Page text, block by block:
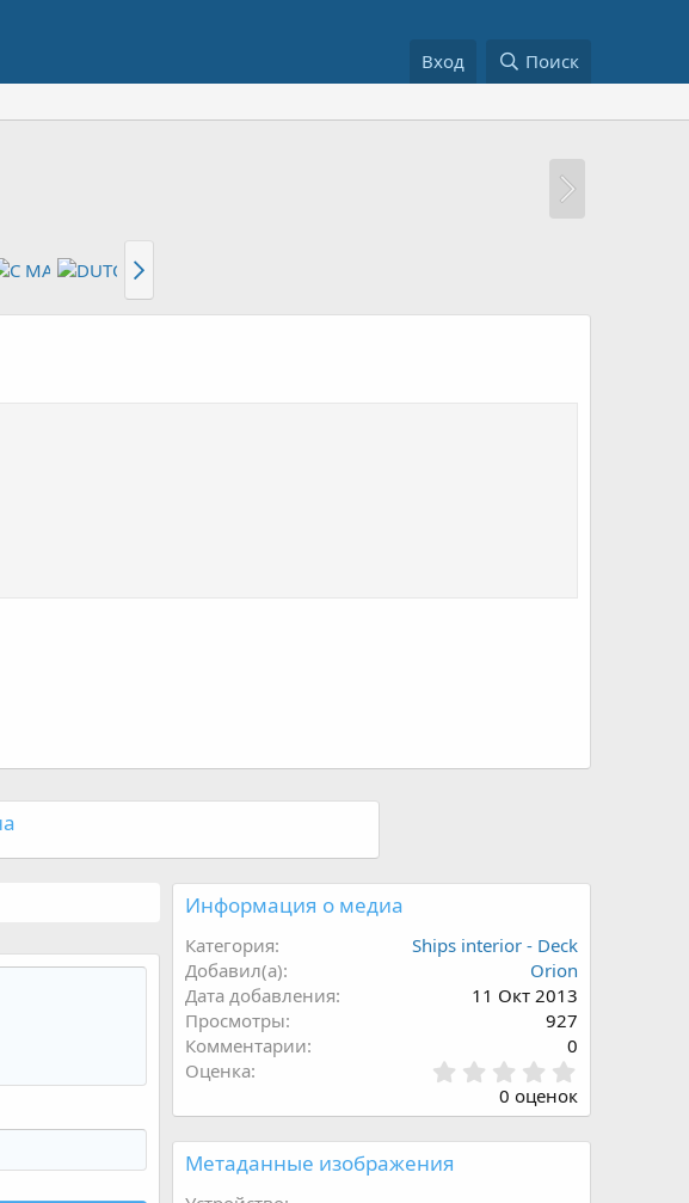
Вход Поиск
Информация о медиа
Категория
Ships interior - Deck
Добавил(а)
Orion
Дата добавления
11 Окт 2013
Просмотры
927
Комментарии
0
Оценка
.
0
0
0 оценок
Метаданные изображения